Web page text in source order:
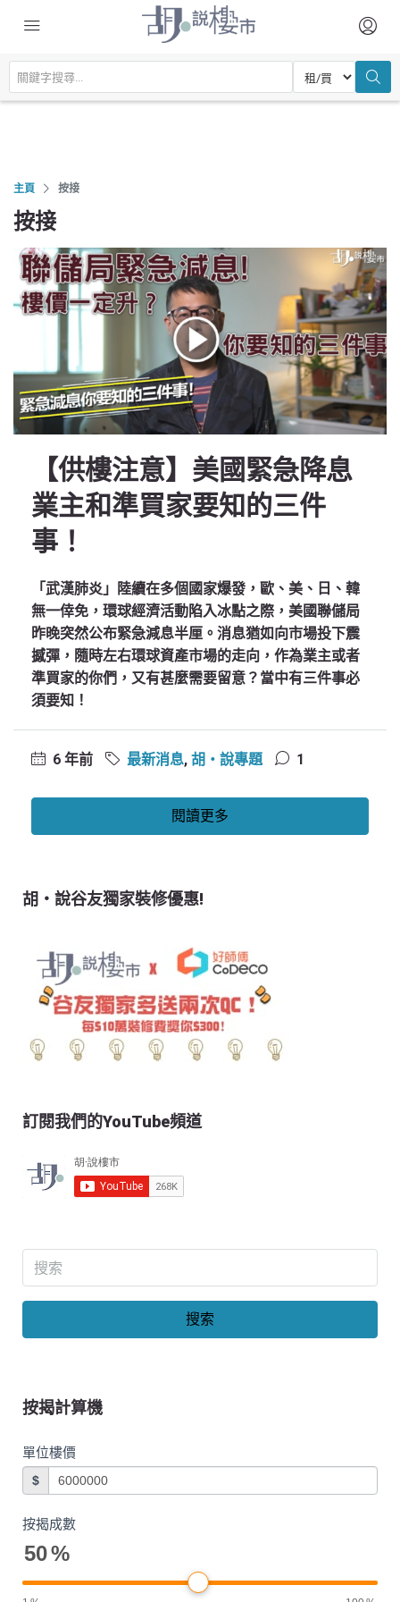
主頁 按接
按接
【供樓注意】美國緊急降息
業主和準買家要知的三件
事！
「武漢肺炎」陸續在多個國家爆發，歐、美、日、韓
無一倖免，環球經濟活動陷入冰點之際，美國聯儲局
昨晚突然公布緊急減息半厘。消息猶如向市場投下震
撼彈，隨時左右環球資產市場的走向，作為業主或者
準買家的你們，又有甚麼需要留意？當中有三件事必
須要知！
6 年前 最新消息, 胡‧說專題 1
閱讀更多
胡‧說谷友獨家裝修優惠!
訂閱我們的YouTube頻道
搜索
按揭計算機
單位樓價
$
按揭成數
50%